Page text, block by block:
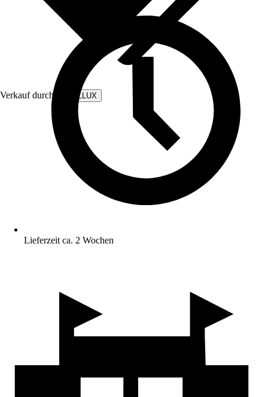
Verkauf durch: WALLLUX
Lieferzeit ca. 2 Wochen